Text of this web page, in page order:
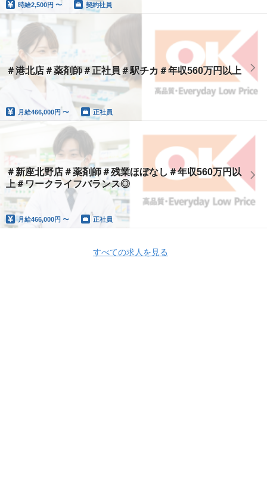
時給2,500円 〜 契約社員
＃港北店＃薬剤師＃正社員＃駅チカ＃年収560万円以上
月給466,000円 〜 正社員
＃新座北野店＃薬剤師＃残業ほぼなし＃年収560万円以
上＃ワークライフバランス◎
月給466,000円 〜 正社員
すべての求人を見る